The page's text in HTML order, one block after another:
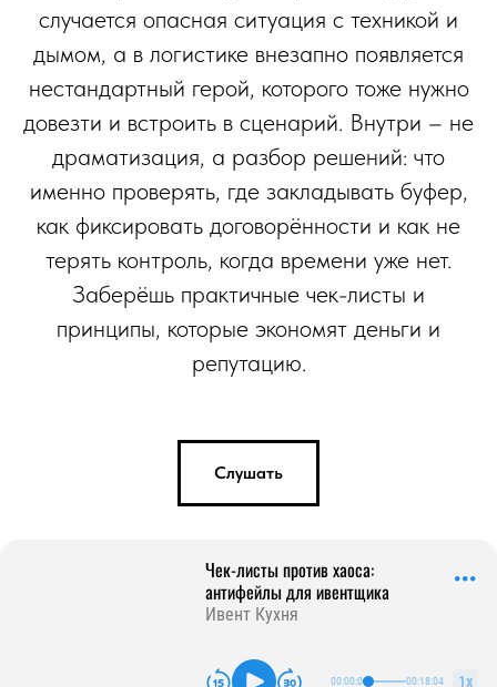
случается опасная ситуация с техникой и
дымом, а в логистике внезапно появляется
нестандартный герой, которого тоже нужно
довезти и встроить в сценарий. Внутри – не
драматизация, а разбор решений: что
именно проверять, где закладывать буфер,
как фиксировать договорённости и как не
терять контроль, когда времени уже нет.
Заберёшь практичные чек-листы и
принципы, которые экономят деньги и
репутацию.
Слушать